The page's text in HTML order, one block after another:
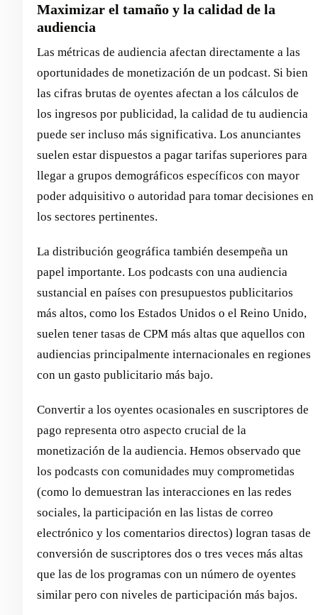
Maximizar el tamaño y la calidad de la
audiencia
Las métricas de audiencia afectan directamente a las
oportunidades de monetización de un podcast. Si bien
las cifras brutas de oyentes afectan a los cálculos de
los ingresos por publicidad, la calidad de tu audiencia
puede ser incluso más significativa. Los anunciantes
suelen estar dispuestos a pagar tarifas superiores para
llegar a grupos demográficos específicos con mayor
poder adquisitivo o autoridad para tomar decisiones en
los sectores pertinentes.
La distribución geográfica también desempeña un
papel importante. Los podcasts con una audiencia
sustancial en países con presupuestos publicitarios
más altos, como los Estados Unidos o el Reino Unido,
suelen tener tasas de CPM más altas que aquellos con
audiencias principalmente internacionales en regiones
con un gasto publicitario más bajo.
Convertir a los oyentes ocasionales en suscriptores de
pago representa otro aspecto crucial de la
monetización de la audiencia. Hemos observado que
los podcasts con comunidades muy comprometidas
(como lo demuestran las interacciones en las redes
sociales, la participación en las listas de correo
electrónico y los comentarios directos) logran tasas de
conversión de suscriptores dos o tres veces más altas
que las de los programas con un número de oyentes
similar pero con niveles de participación más bajos.